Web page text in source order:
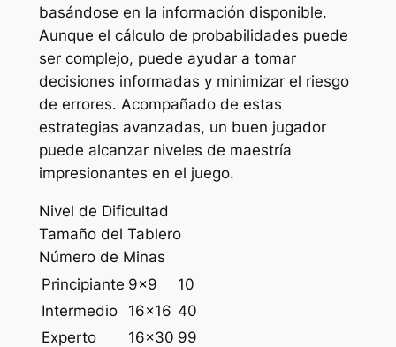
basándose en la información disponible.
Aunque el cálculo de probabilidades puede
ser complejo, puede ayudar a tomar
decisiones informadas y minimizar el riesgo
de errores. Acompañado de estas
estrategias avanzadas, un buen jugador
puede alcanzar niveles de maestría
impresionantes en el juego.
Nivel de Dificultad
Tamaño del Tablero
Número de Minas
Principiante 9×9
10
Intermedio
16×16 40
Experto
16×30 99